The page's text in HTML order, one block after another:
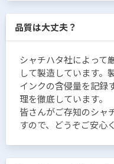
品質は大丈夫？
シャチハタ社によって
して製造しています。
インクの含侵量を記録
理を徹底しています。
皆さんがご存知のシャ
すので、どうぞご安心